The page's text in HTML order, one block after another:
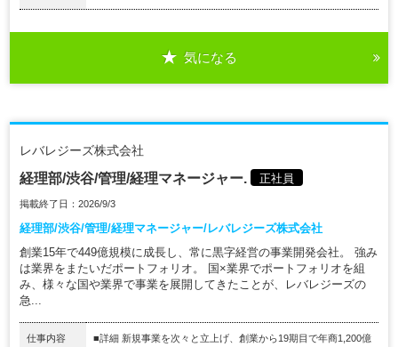
気になる
レバレジーズ株式会社
経理部/渋谷/管理/経理マネージャー. 正社員
掲載終了日：2026/9/3
経理部/渋谷/管理/経理マネージャー/レバレジーズ株式会社
創業15年で449億規模に成長し、常に黒字経営の事業開発会社。 強み
は業界をまたいだポートフォリオ。 国×業界でポートフォリオを組
み、様々な国や業界で事業を展開してきたことが、レバレジーズの
急...
仕事内容
■詳細 新規事業を次々と立上げ、創業から19期目で年商1,200億